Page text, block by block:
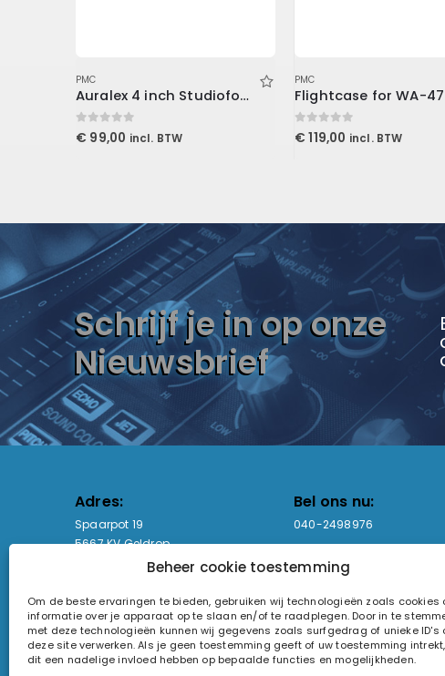
Beheer cookie toestemming
Om de beste ervaringen te bieden, gebruiken wij technologieën zoals cookies
informatie over je apparaat op te slaan en/of te raadplegen. Door in te
met deze technologieën kunnen wij gegevens zoals surfgedrag of unieke ID's
deze site verwerken. Als je geen toestemming geeft of uw toestemming
dit een nadelige invloed hebben op bepaalde functies en mogelijkheden.
PMC
Auralex 4 inch Studiofoam Metro
0out of 5
€ 99,00 incl. BTW
PMC
Flightcase for WA-47
0out of 5
€ 119,00 incl. BTW
Schrijf je in op onze
Nieuwsbrief
Adres:
Spaarpot 19
5667 KV Geldrop
Bel ons nu:
040-2498976
sales@lightandsound.store
Openingstijden:
Ma - Vr: 09:00-17:00
Za: Enkel op afspraak
KvK-nummer: 60857196
Btw-nummer: NL854090368B01